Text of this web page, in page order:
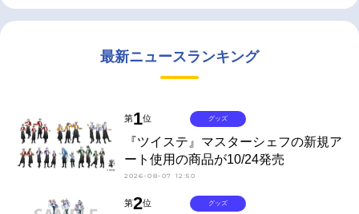
最新ニュースランキング
第1位
『ツイステ』マスターシェフの新規ア
ート使用の商品が10/24発売
2026-08-07 12:50
グッズ
第2位 グッズ